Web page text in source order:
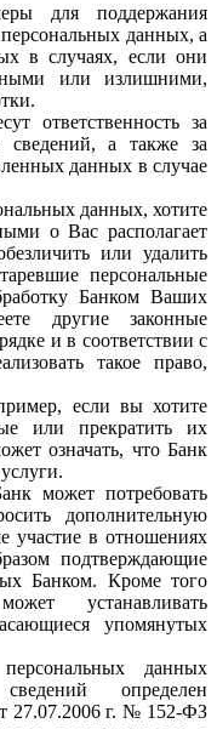
для поддержания
данных, а
в случаях, если они
или излишними,
ответственность за
сведений, а также за
данных в случае
данных, хотите
о Вас располагает
или удалить
персональные
Банком Ваших
другие законные
и в соответствии с
такое право,
если вы хотите
или прекратить их
означать, что Банк
может потребовать
дополнительную
в отношениях
подтверждающие
Банком. Кроме того
устанавливать
упомянутых
данных
определен
27.07.2006 г. № 152-ФЗ